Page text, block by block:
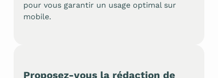
pour vous garantir un usage optimal sur
mobile.
Proposez-vous la rédaction de